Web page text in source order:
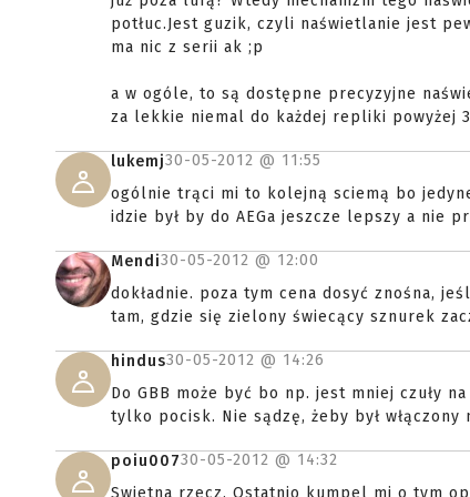
potłuc.Jest guzik, czyli naświetlanie jest
ma nic z serii ak ;p
a w ogóle, to są dostępne precyzyjne
za lekkie niemal do każdej repliki powyżej
lukemj30-05-2012 @ 11:55
ogólnie trąci mi to kolejną sciemą bo
idzie był by do AEGa jeszcze lepszy a nie
Mendi30-05-2012 @ 12:00
dokładnie. poza tym cena dosyć znośna,
tam, gdzie się zielony świecący sznurek
hindus30-05-2012 @ 14:26
Do GBB może być bo np. jest mniej czuły
tylko pocisk. Nie sądzę, żeby był włączony
poiu00730-05-2012 @ 14:32